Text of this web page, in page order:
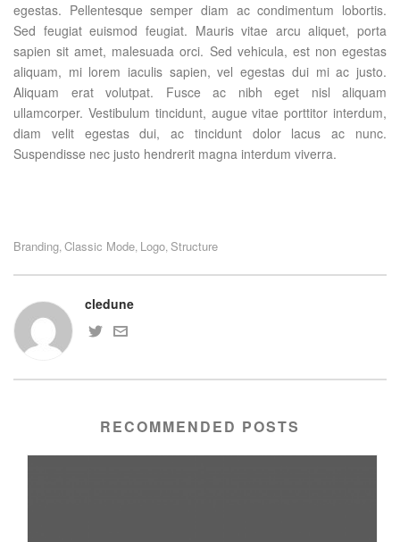
egestas. Pellentesque semper diam ac condimentum lobortis.
Sed feugiat euismod feugiat. Mauris vitae arcu aliquet, porta
sapien sit amet, malesuada orci. Sed vehicula, est non egestas
aliquam, mi lorem iaculis sapien, vel egestas dui mi ac justo.
Aliquam erat volutpat. Fusce ac nibh eget nisl aliquam
ullamcorper. Vestibulum tincidunt, augue vitae porttitor interdum,
diam velit egestas dui, ac tincidunt dolor lacus ac nunc.
Suspendisse nec justo hendrerit magna interdum viverra.
Branding Classic Mode Logo Structure
cledune
RECOMMENDED POSTS